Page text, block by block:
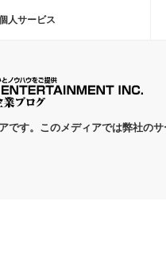
人サービス
す。このメディアでは弊社のサ